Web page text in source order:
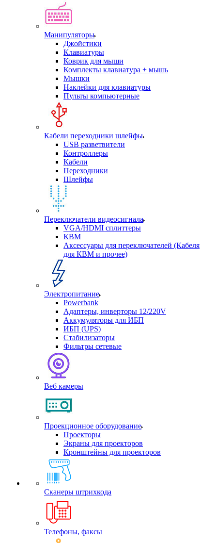
Манипуляторы
Джойстики
Клавиатуры
Коврик для мыши
Комплекты клавиатура + мышь
Мышки
Наклейки для клавиатуры
Пульты компьютерные
Кабели переходники шлейфы
USB разветвители
Контроллеры
Кабели
Переходники
Шлейфы
Переключатели видеосигнала
VGA/HDMI сплиттеры
КВМ
Аксессуары для переключателей (Кабеля
для КВМ и прочее)
Электропитание
Powerbank
Адаптеры, инверторы 12/220V
Аккумуляторы для ИБП
ИБП (UPS)
Стабилизаторы
Фильтры сетевые
Веб камеры
Проекционное оборудование
Проекторы
Экраны для проекторов
Кронштейны для проекторов
Сканеры штрихкода
Телефоны, факсы